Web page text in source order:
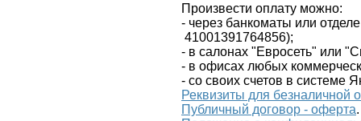
Произвести оплату можно:
- через банкоматы или
41001391764856);
- в салонах "Евросеть" или
- в офисах любых
- со своих счетов в системе
Реквизиты для безналичной
Публичный договор - оферта.